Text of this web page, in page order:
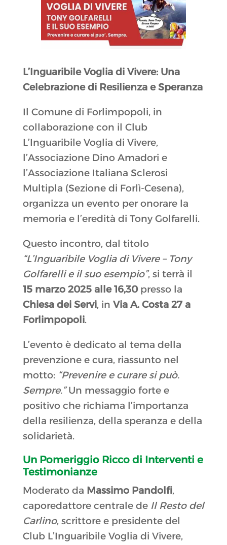
L’Inguaribile Voglia di Vivere: Una
Celebrazione di Resilienza e Speranza
Il Comune di Forlimpopoli, in
collaborazione con il Club
L’Inguaribile Voglia di Vivere,
l’Associazione Dino Amadori e
l’Associazione Italiana Sclerosi
Multipla (Sezione di Forlì-Cesena),
organizza un evento per onorare la
memoria e l’eredità di Tony Golfarelli.
Questo incontro, dal titolo
“L’Inguaribile Voglia di Vivere – Tony
Golfarelli e il suo esempio”, si terrà il
15 marzo 2025 alle 16,30presso la
Chiesa dei Servi, in Via A. Costa 27 a
Forlimpopoli.
L’evento è dedicato al tema della
prevenzione e cura, riassunto nel
motto: “Prevenire e curare si può.
Sempre.”Un messaggio forte e
positivo che richiama l’importanza
della resilienza, della speranza e della
solidarietà.
Un Pomeriggio Ricco di Interventi e
Testimonianze
Moderato da Massimo Pandolfi,
caporedattore centrale de Il Resto del
Carlino, scrittore e presidente del
Club L’Inguaribile Voglia di Vivere,